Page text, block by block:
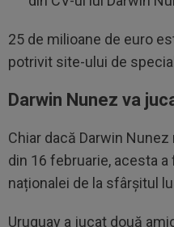
25 de milioane de euro
potrivit site-ului de
Darwin Nunez va
Chiar dacă Darwin
din 16 februarie, acesta
naționalei de la sfârșitul
Uruguay a jucat două